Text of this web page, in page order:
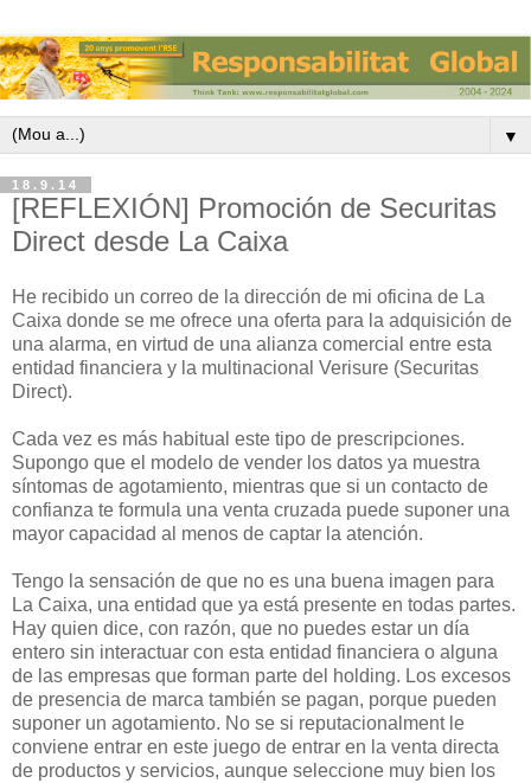
▼
18.9.14
[REFLEXIÓN] Promoción de Securitas
Direct desde La Caixa
He recibido un correo de la dirección de mi oficina de La
Caixa donde se me ofrece una oferta para la adquisición de
una alarma, en virtud de una alianza comercial entre esta
entidad financiera y la multinacional Verisure (Securitas
Direct).
Cada vez es más habitual este tipo de prescripciones.
Supongo que el modelo de vender los datos ya muestra
síntomas de agotamiento, mientras que si un contacto de
confianza te formula una venta cruzada puede suponer una
mayor capacidad al menos de captar la atención.
Tengo la sensación de que no es una buena imagen para
La Caixa, una entidad que ya está presente en todas partes.
Hay quien dice, con razón, que no puedes estar un día
entero sin interactuar con esta entidad financiera o alguna
de las empresas que forman parte del holding. Los excesos
de presencia de marca también se pagan, porque pueden
suponer un agotamiento. No se si reputacionalment le
conviene entrar en este juego de entrar en la venta directa
de productos y servicios, aunque seleccione muy bien los